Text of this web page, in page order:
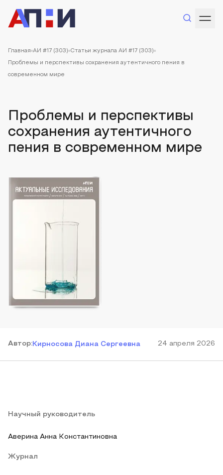
Главная АИ #17 (303) Статьи журнала АИ #17 (303)
Проблемы и перспективы сохранения аутентичного пения в
современном мире
Проблемы и перспективы
сохранения аутентичного
пения в современном мире
Автор:Кирносова Диана Сергеевна 24 апреля 2026
Научный руководитель
Аверина Анна Константиновна
Журнал